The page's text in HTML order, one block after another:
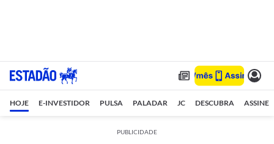
HOJE E-INVESTIDOR PULSA PALADAR JC DESCUBRA ASSINE
PUBLICIDADE